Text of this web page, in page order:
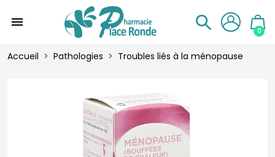
menu
0
Accueil Pathologies Troubles liés à la ménopause